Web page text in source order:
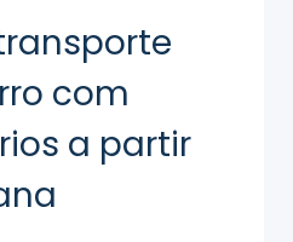
com
a partir